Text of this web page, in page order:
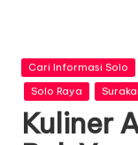
Posted
in
Cari Informasi Solo
Solo Raya
Kuliner